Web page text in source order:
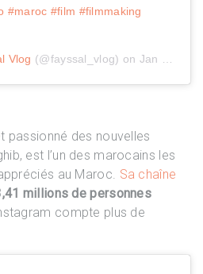
#maroc #film #filmmaking
Vlog (@fayssal_vlog) on Jan 3, 2020 at 7:53am PST
passionné des nouvelles
est l’un des marocains les
au Maroc. Sa chaîne
millions de personnes
compte plus de